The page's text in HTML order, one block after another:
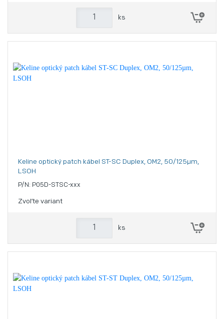
ks
Keline optický patch kábel ST-SC Duplex, OM2, 50/125µm,
LSOH
P/N: P05D-STSC-xxx
Zvoľte variant
ks